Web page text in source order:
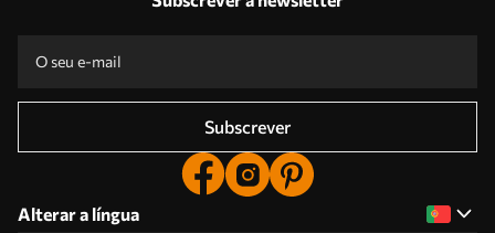
Subscrever
Alterar a língua